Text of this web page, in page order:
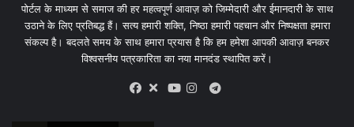
पोर्टल के माध्यम से समाज की हर महत्वपूर्ण आवाज़ को जिम्मेदारी और ईमानदारी के साथ
उठाने के लिए प्रतिबद्ध हैं। सत्य हमारी शक्ति, निष्ठा हमारी पहचान और निष्पक्षता हमारा
संकल्प है। बदलते समय के साथ हमारा प्रयास है कि हम हमेशा आपकी आवाज़ बनकर
विश्वसनीय पत्रकारिता का नया मानदंड स्थापित करें।
X
Telegram